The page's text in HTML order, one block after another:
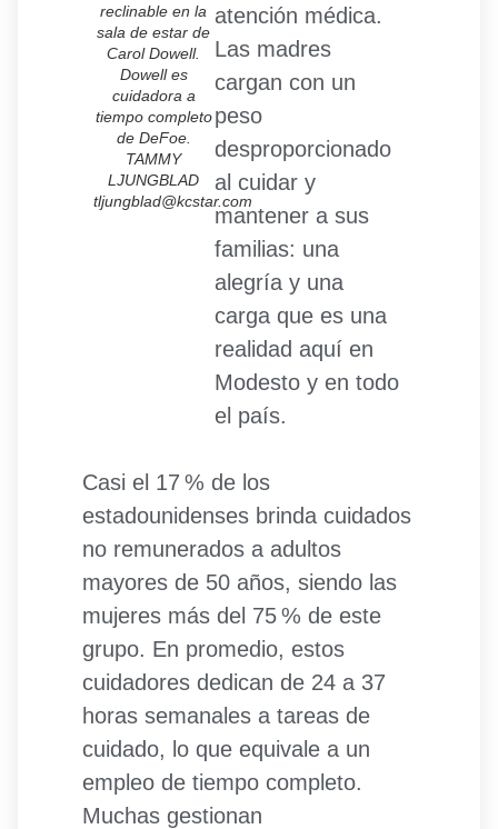
reclinable en la
sala de estar de
Carol Dowell.
Dowell es
cuidadora a
tiempo completo
de DeFoe.
TAMMY
LJUNGBLAD
tljungblad@kcstar.com
atención médica.
Las madres
cargan con un
peso
desproporcionado
al cuidar y
mantener a sus
familias: una
alegría y una
carga que es una
realidad aquí en
Modesto y en todo
el país.
Casi el 17 % de los
estadounidenses brinda cuidados
no remunerados a adultos
mayores de 50 años, siendo las
mujeres más del 75 % de este
grupo. En promedio, estos
cuidadores dedican de 24 a 37
horas semanales a tareas de
cuidado, lo que equivale a un
empleo de tiempo completo.
Muchas gestionan